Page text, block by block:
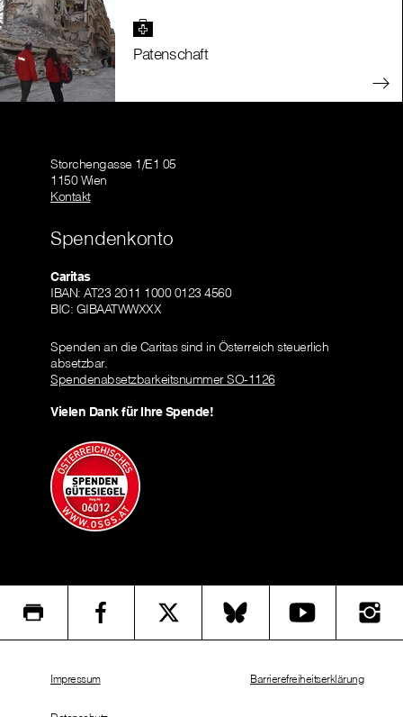
Patenschaft
Storchengasse 1/E1 05
1150 Wien
Kontakt
Spendenkonto
Caritas
IBAN: AT23 2011 1000 0123 4560
BIC: GIBAATWWXXX
Spenden an die Caritas sind in Österreich steuerlich
absetzbar.
Spendenabsetzbarkeitsnummer SO-1126
Vielen Dank für Ihre Spende!
Impressum Barrierefreiheitserklärung